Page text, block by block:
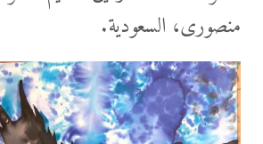
منصورى، السعودية.